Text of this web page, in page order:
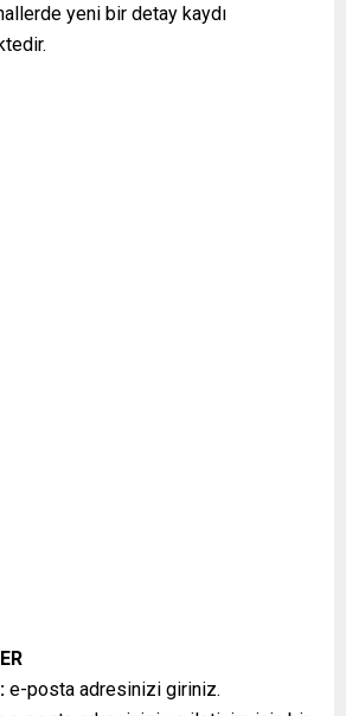
yeni bir detay kaydı
e-posta adresinizi giriniz.